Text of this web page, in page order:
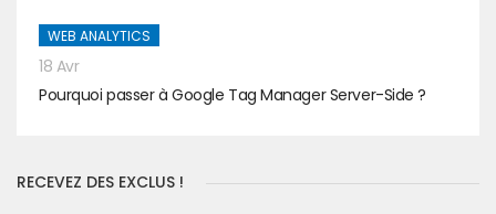
WEB ANALYTICS
18 Avr
Pourquoi passer à Google Tag Manager Server-Side ?
RECEVEZ DES EXCLUS !